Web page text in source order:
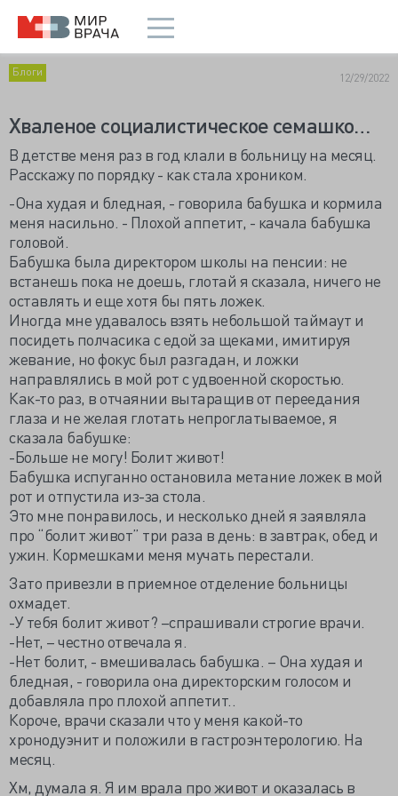
Блоги 12/29/2022
Хваленое социалистическое семашко…
В детстве меня раз в год клали в больницу на месяц.
Расскажу по порядку - как стала хроником.
-Она худая и бледная, - говорила бабушка и кормила
меня насильно. - Плохой аппетит, - качала бабушка
головой.
Бабушка была директором школы на пенсии: не
встанешь пока не доешь, глотай я сказала, ничего не
оставлять и еще хотя бы пять ложек.
Иногда мне удавалось взять небольшой таймаут и
посидеть полчасика с едой за щеками, имитируя
жевание, но фокус был разгадан, и ложки
направлялись в мой рот с удвоенной скоростью.
Как-то раз, в отчаянии вытаращив от переедания
глаза и не желая глотать непроглатываемое, я
сказала бабушке:
-Больше не могу! Болит живот!
Бабушка испуганно остановила метание ложек в мой
рот и отпустила из-за стола.
Это мне понравилось, и несколько дней я заявляла
про “болит живот” три раза в день: в завтрак, обед и
ужин. Кормешками меня мучать перестали.
Зато привезли в приемное отделение больницы
охмадет.
-У тебя болит живот? –спрашивали строгие врачи.
-Нет, – честно отвечала я.
-Нет болит, - вмешивалась бабушка. – Она худая и
бледная, - говорила она директорским голосом и
добавляла про плохой аппетит..
Короче, врачи сказали что у меня какой-то
хронодуэнит и положили в гастроэнтерологию. На
месяц.
Хм, думала я. Я им врала про живот и оказалась в